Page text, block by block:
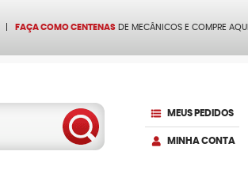
FAÇA COMO CENTENAS DE MECÂNICOS E COMPRE AQUI
MEUS PEDIDOS
MINHA CONTA